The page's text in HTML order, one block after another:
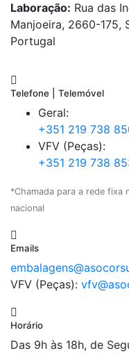
Laboração: Rua das
Manjoeira, 2660-175,
Portugal
Telefone | Telemóvel
Geral:
+351 219 738
VFV (Peças):
+351 219 738
*Chamada para a rede fixa
nacional
Emails
VFV (Peças):
Horário
Das 9h às 18h, de